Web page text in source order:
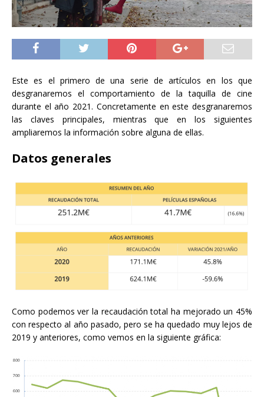
Este es el primero de una serie de artículos en los que
desgranaremos el comportamiento de la taquilla de cine
durante el año 2021. Concretamente en este desgranaremos
las claves principales, mientras que en los siguientes
ampliaremos la información sobre alguna de ellas.
Datos generales
Como podemos ver la recaudación total ha mejorado un 45%
con respecto al año pasado, pero se ha quedado muy lejos de
2019 y anteriores, como vemos en la siguiente gráfica: